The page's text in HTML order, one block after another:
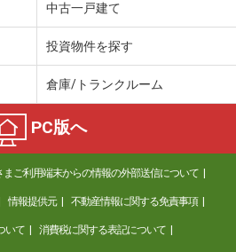
中古一戸建て
投資物件を探す
倉庫/トランクルーム
PC版へ
まご利用端末からの情報の外部送信について
情報提供元 不動産情報に関する免責事項
いて 消費税に関する表記について